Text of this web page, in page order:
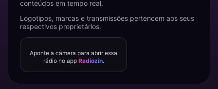
conteúdos em tempo real.
Logotipos, marcas e transmissões pertencem aos seus
respectivos proprietários.
Aponte a câmera para abrir essa
rádio no app Radiozin.